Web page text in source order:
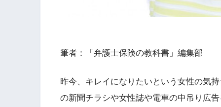
筆者：「弁護士保険の教科書」編集部
昨今、キレイになりたいという女性の気
の新聞チラシや女性誌や電車の中吊り広